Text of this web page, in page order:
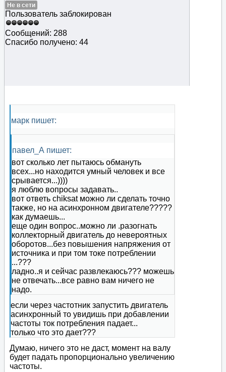
Не в сети
Пользователь заблокирован
Сообщений: 288
Спасибо получено: 44
марк пишет:
павел_А пишет:
вот сколько лет пытаюсь обмануть
всех...но находится умный человек и все
срывается...))))
я люблю вопросы задавать..
вот ответь chiksat можно ли сделать точно
также, но на асинхронном двигателе?????
как думаешь...
еще один вопрос..можно ли .разогнать
коллекторный двигатель до невероятных
оборотов...без повышения напряжения от
источника и при том токе потреблении
...???
ладно..я и сейчас развлекаюсь??? можешь
не отвечать...все равно вам ничего не
надо.
если через частотник запустить двигатель
асинхронный то увидишь при добавлении
частоты ток потребления падает...
только что это дает???
Думаю, ничего это не даст, момент на валу
будет падать пропорционально увеличению
частоты.